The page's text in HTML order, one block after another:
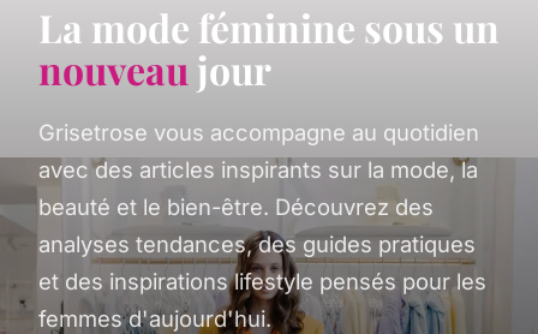
La mode féminine sous un
nouveau jour
Grisetrose vous accompagne au quotidien
avec des articles inspirants sur la mode, la
beauté et le bien-être. Découvrez des
analyses tendances, des guides pratiques
et des inspirations lifestyle pensés pour les
femmes d'aujourd'hui.